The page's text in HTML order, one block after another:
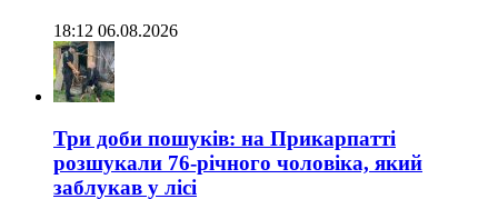
18:12 06.08.2026
Три доби пошуків: на Прикарпатті
розшукали 76-річного чоловіка, який
заблукав у лісі